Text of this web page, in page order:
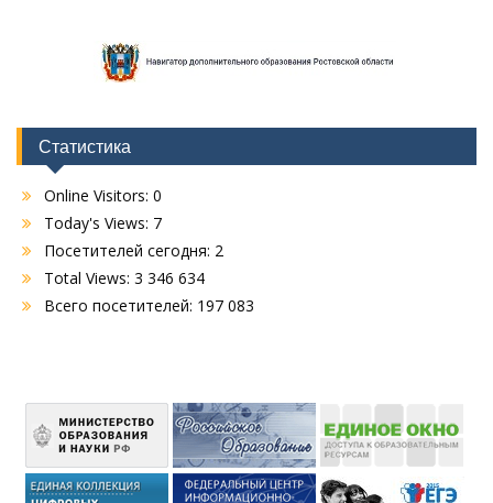
Статистика
Online Visitors: 0
Today's Views: 7
Посетителей сегодня: 2
Total Views: 3 346 634
Всего посетителей: 197 083